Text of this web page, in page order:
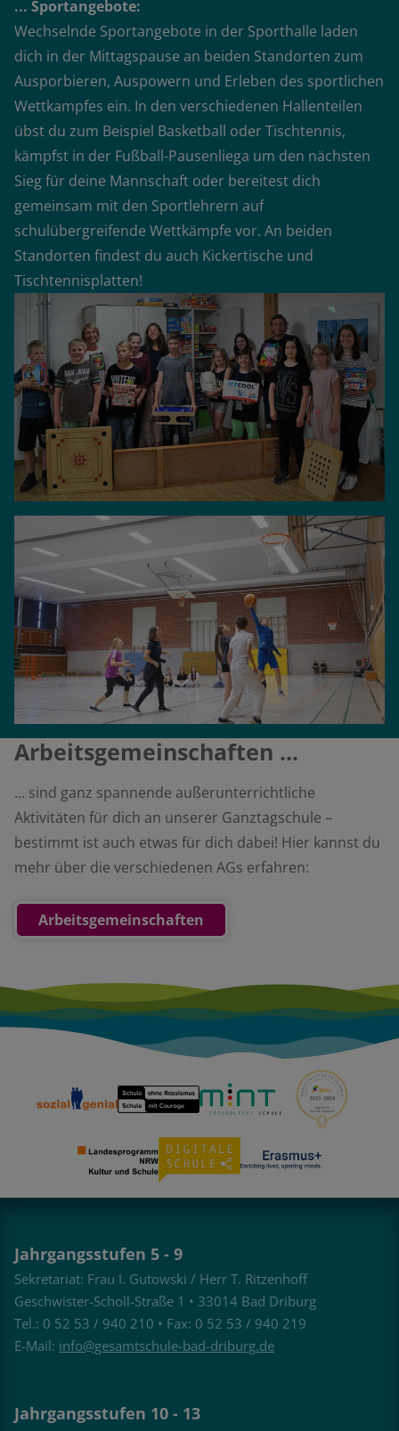
... Sportangebote:
Wechselnde Sportangebote in der Sporthalle laden
dich in der Mittagspause an beiden Standorten zum
Ausporbieren, Auspowern und Erleben des sportlichen
Wettkampfes ein. In den verschiedenen Hallenteilen
übst du zum Beispiel Basketball oder Tischtennis,
kämpfst in der Fußball-Pausenliega um den nächsten
Sieg für deine Mannschaft oder bereitest dich
gemeinsam mit den Sportlehrern auf
schulübergreifende Wettkämpfe vor. An beiden
Standorten findest du auch Kickertische und
Tischtennisplatten!
Arbeitsgemeinschaften ...
... sind ganz spannende außerunterrichtliche
Aktivitäten für dich an unserer Ganztagschule –
bestimmt ist auch etwas für dich dabei! Hier kannst du
mehr über die verschiedenen AGs erfahren:
Arbeitsgemeinschaften
Jahrgangsstufen 5 - 9
Sekretariat: Frau I. Gutowski / Herr T. Ritzenhoff
Geschwister-Scholl-Straße 1 • 33014 Bad Driburg
Tel.: 0 52 53 / 940 210 • Fax: 0 52 53 / 940 219
E-Mail: info@gesamtschule-bad-driburg.de
Jahrgangsstufen 10 - 13